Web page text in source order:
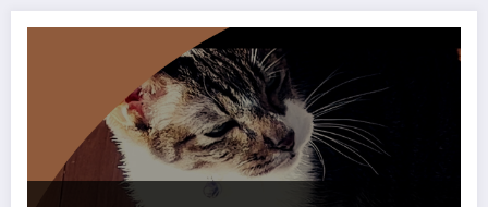
新YOUTUBE動画 陽射しの中で・・・I miss you